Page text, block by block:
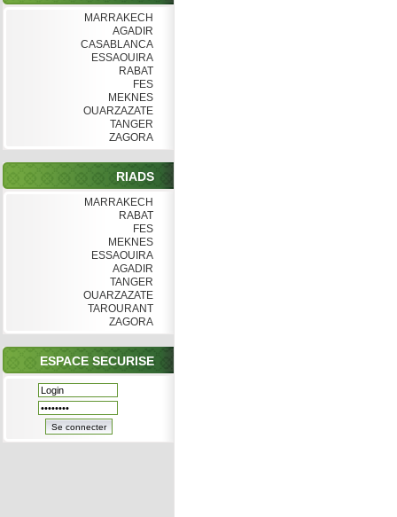
MARRAKECH
AGADIR
CASABLANCA
ESSAOUIRA
RABAT
FES
MEKNES
OUARZAZATE
TANGER
ZAGORA
RIADS
MARRAKECH
RABAT
FES
MEKNES
ESSAOUIRA
AGADIR
TANGER
OUARZAZATE
TAROURANT
ZAGORA
ESPACE SECURISE